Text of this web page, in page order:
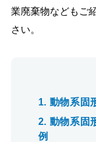
業廃棄物などもご
さい。
1. 動物系固
2. 動物系固
例